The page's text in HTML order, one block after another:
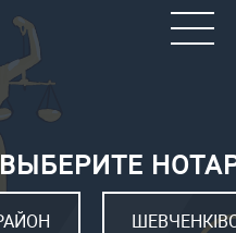
ВЫБЕРИТЕ